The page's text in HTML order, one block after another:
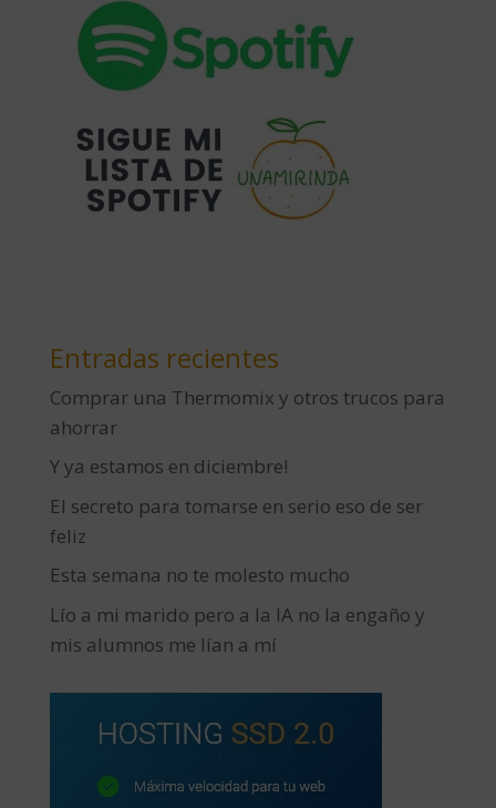
Entradas recientes
Comprar una Thermomix y otros trucos para
ahorrar
Y ya estamos en diciembre!
El secreto para tomarse en serio eso de ser
feliz
Esta semana no te molesto mucho
Lío a mi marido pero a la IA no la engaño y
mis alumnos me lían a mí